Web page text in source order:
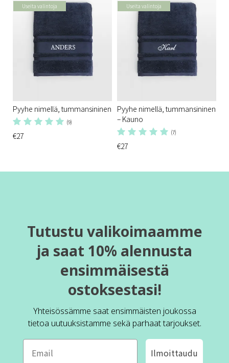
Useita valintoja
Pyyhe nimellä, tummansininen
(9)
€27
Useita valintoja
Pyyhe nimellä, tummansininen
– Kauno
(7)
€27
Tutustu valikoimaamme
ja saat 10% alennusta
ensimmäisestä
ostoksestasi!
Yhteisössämme saat ensimmäisten joukossa
tietoa uutuuksistamme sekä parhaat tarjoukset.
Ilmoittaudu